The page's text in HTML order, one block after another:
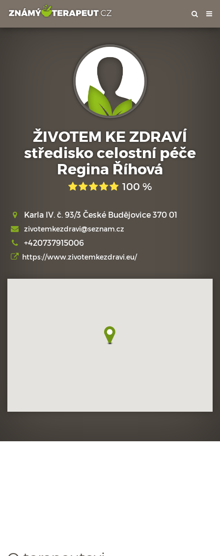
ŽIVOTEM KE ZDRAVÍ
středisko celostní péče
Regina Říhová
100 %
Karla IV. č. 93/3 České Budějovice 370 01
zivotemkezdravi@seznam.cz
+420737915006
https://www.zivotemkezdravi.eu/